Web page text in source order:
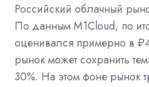
Российский облачный
По данным M1Cloud, по
оценивался примерно в
рынок может сохранить
30%. На этом фоне рынок